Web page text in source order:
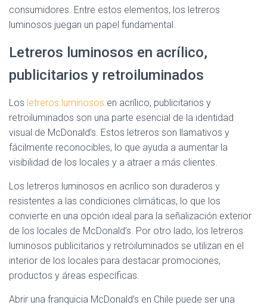
consumidores. Entre estos elementos, los letreros
luminosos juegan un papel fundamental.
Letreros luminosos en acrílico,
publicitarios y retroiluminados
Los letreros luminosos en acrílico, publicitarios y
retroiluminados son una parte esencial de la identidad
visual de McDonald’s. Estos letreros son llamativos y
fácilmente reconocibles, lo que ayuda a aumentar la
visibilidad de los locales y a atraer a más clientes.
Los letreros luminosos en acrílico son duraderos y
resistentes a las condiciones climáticas, lo que los
convierte en una opción ideal para la señalización exterior
de los locales de McDonald’s. Por otro lado, los letreros
luminosos publicitarios y retroiluminados se utilizan en el
interior de los locales para destacar promociones,
productos y áreas específicas.
Abrir una franquicia McDonald’s en Chile puede ser una